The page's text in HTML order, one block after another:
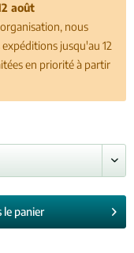
août
nous
jusqu'au 12
en priorité à partir
le panier